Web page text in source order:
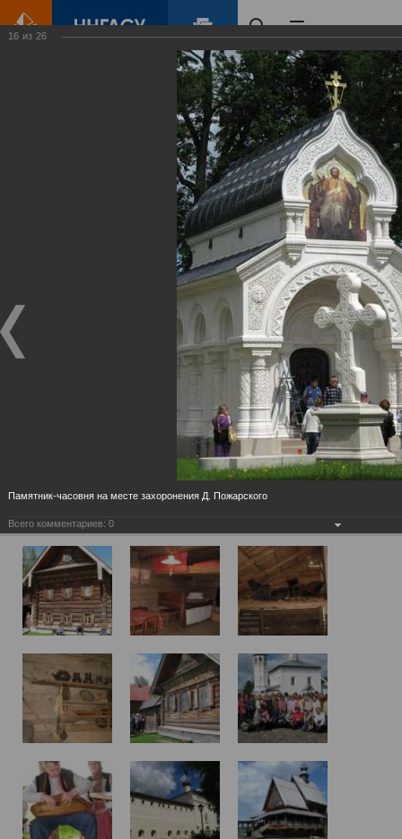
Суздаль 2011
Виртуальные
выставки
(фотоальбомы)
16 из 26
Памятник-часовня на месте захоронения Д. Пожарского
Всего комментариев: 0